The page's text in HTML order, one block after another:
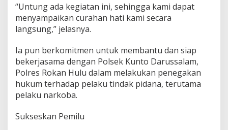
“Untung ada kegiatan ini, sehingga kami dapat
menyampaikan curahan hati kami secara
langsung,” jelasnya.
Ia pun berkomitmen untuk membantu dan siap
bekerjasama dengan Polsek Kunto Darussalam,
Polres Rokan Hulu dalam melakukan penegakan
hukum terhadap pelaku tindak pidana, terutama
pelaku narkoba.
Sukseskan Pemilu